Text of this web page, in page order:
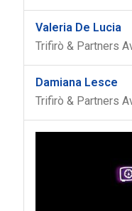
Valeria De Lucia
Trifirò & Partners
Damiana Lesce
Trifirò & Partners